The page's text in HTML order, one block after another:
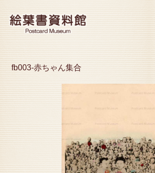
fb003-赤ちゃん集合